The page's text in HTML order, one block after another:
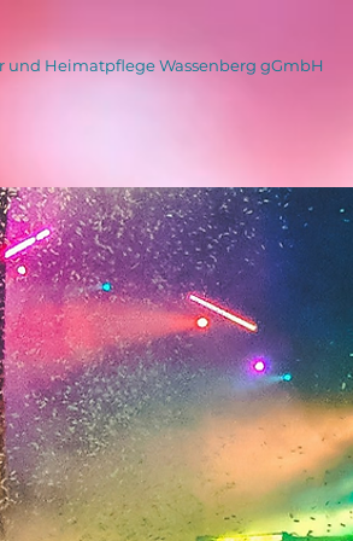
und Heimatpflege Wassenberg gGmbH